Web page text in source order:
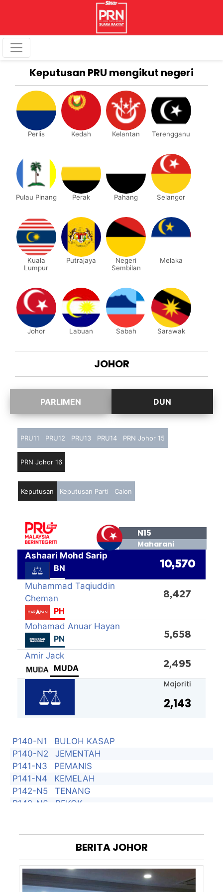
Keputusan PRU mengikut negeri
Perlis Kedah Kelantan Terengganu
Pulau Pinang Perak Pahang Selangor
Kuala
Lumpur
Putrajaya
Negeri
Sembilan
Melaka
Johor Labuan Sabah Sarawak
JOHOR
P140-N1
BULOH KASAP
P140-N2
JEMENTAH
P141-N3
PEMANIS
P141-N4
KEMELAH
P142-N5
TENANG
P142-N6
BEKOK
TANGKAK
P144-N11
SEROM
P145-N12
BENTAYAN
PRU11 PRU12 PRU13 PRU14 PRN Johor 15
PRN Johor 16
Keputusan Keputusan Parti Calon
N15
Maharani
Ashaari Mohd Sarip
BN
10,570
Muhammad Taqiuddin
Cheman
PH
8,427
Mohamad Anuar Hayan
PN
5,658
Amir Jack
MUDA
2,495
Majoriti
2,143
BERITAJOHOR